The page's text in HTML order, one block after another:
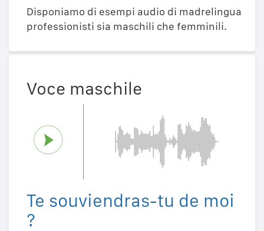
Disponiamo di esempi audio di madrelingua
professionisti sia maschili che femminili.
Voce maschile
Te souviendras-tu de moi
?